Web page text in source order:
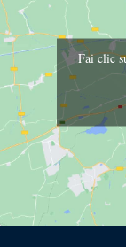
Fai clic